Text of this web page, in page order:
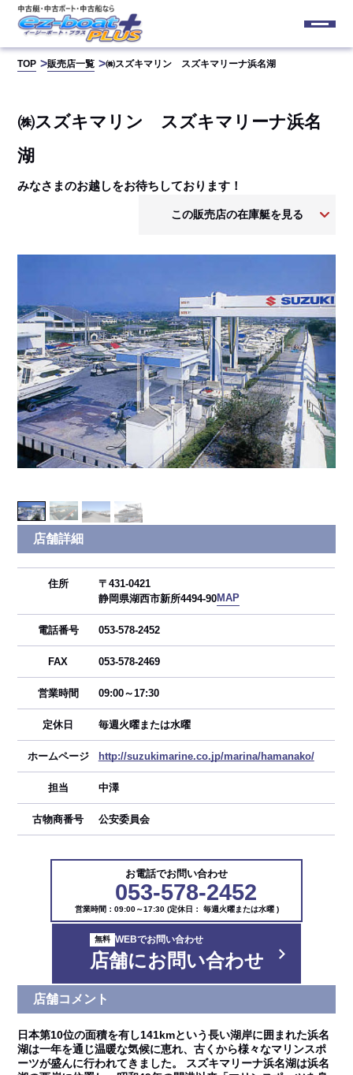
TOP 販売店一覧 ㈱スズキマリン スズキマリーナ浜名湖
㈱スズキマリン スズキマリーナ浜名
湖
みなさまのお越しをお待ちしております！
この販売店の在庫艇を見る
店舗詳細
住所
〒431-0421
静岡県湖西市新所4494-90MAP
電話番号 053-578-2452
FAX 053-578-2469
営業時間 09:00～17:30
定休日 毎週火曜または水曜
ホームページ http://suzukimarine.co.jp/marina/hamanako/
担当 中澤
古物商番号 公安委員会
お電話でお問い合わせ
053-578-2452
営業時間：09:00～17:30 (定休日： 毎週火曜または水曜 )
WEBでお問い合わせ
店舗にお問い合わせ
店舗コメント
日本第10位の面積を有し141kmという長い湖岸に囲まれた浜名
湖は一年を通じ温暖な気候に恵れ、古くから様々なマリンスポ
ーツが盛んに行われてきました。 スズキマリーナ浜名湖は浜名